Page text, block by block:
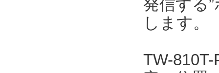
発信する
します。
TW-